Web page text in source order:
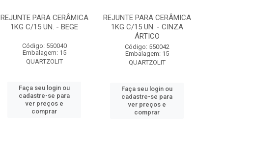
REJUNTE PARA CERÂMICA
1KG C/15 UN. - BEGE
Código: 550040
Embalagem: 15
QUARTZOLIT
Faça seu login ou
cadastre-se para
ver preços e
comprar
REJUNTE PARA CERÂMICA
1KG C/15 UN. - CINZA
ÁRTICO
Código: 550042
Embalagem: 15
QUARTZOLIT
Faça seu login ou
cadastre-se para
ver preços e
comprar